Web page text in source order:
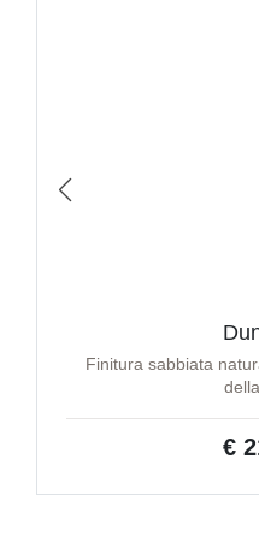
Finitura sabbiata
€